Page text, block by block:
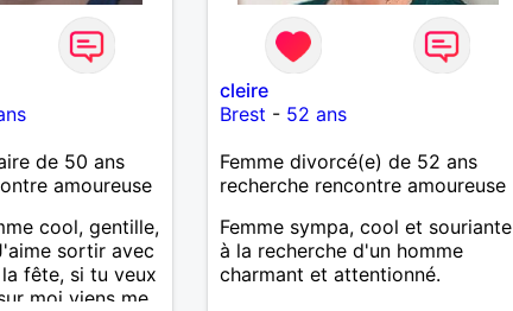
de 50 ans
amoureuse
cool, gentille,
sortir avec
fête, si tu veux
moi viens me
cleire
Brest - 52 ans
Femme divorcé(e) de 52 ans
recherche rencontre amoureuse
Femme sympa, cool et souriante
à la recherche d'un homme
charmant et attentionné.